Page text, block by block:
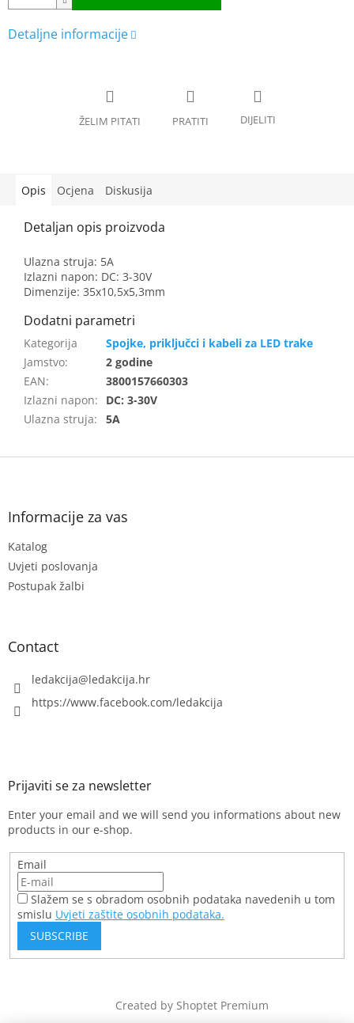
Opis Ocjena Diskusija
Ulazna struja: 5A
Izlazni napon: DC: 3-30V
Dimenzije: 35x10,5x5,3mm
Spojke, priključci i kabeli za LED trake
Jamstvo:
2 godine
EAN:
3800157660303
Izlazni napon:
DC: 3-30V
Ulazna struja: 5A
F
Informacije za vas
Katalog
Uvjeti poslovanja
Postupak žalbi
Contact
ledakcija@ledakcija.hr
https://www.facebook.com/ledakcija
Enter your email and we will send you informations about new
products in our e-shop.
Email
Slažem se s obradom osobnih podataka navedenih u tom
smislu Uvjeti zaštite osobnih podataka.
SUBSCRIBE
Created by Shoptet Premium